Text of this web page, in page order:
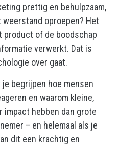
prettig en behulpzaam,
oproepen? Het
product of de boodschap
verwerkt. Dat is
over gaat.
begrijpen hoe mensen
en waarom kleine,
impact hebben dan grote
– en helemaal als je
dit een krachtig en